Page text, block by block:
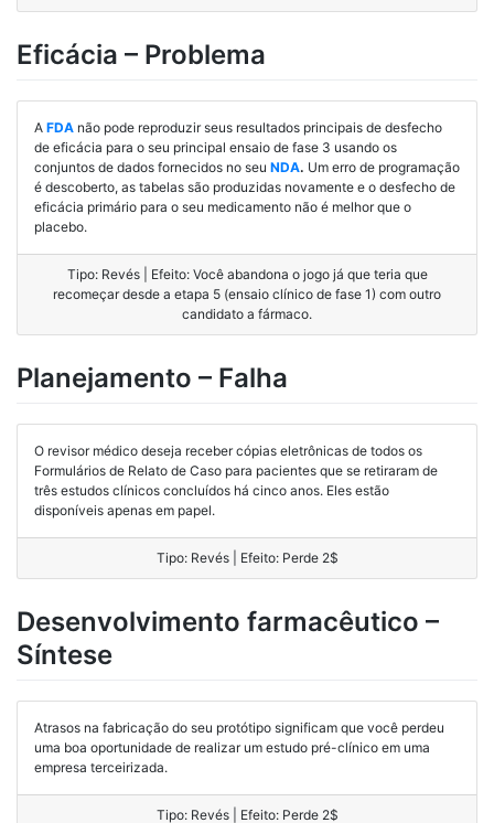
Eficácia – Problema
A FDA não pode reproduzir seus resultados principais de desfecho
de eficácia para o seu principal ensaio de fase 3 usando os
conjuntos de dados fornecidos no seu NDA. Um erro de programação
é descoberto, as tabelas são produzidas novamente e o desfecho de
eficácia primário para o seu medicamento não é melhor que o
placebo.
Tipo: Revés | Efeito: Você abandona o jogo já que teria que
recomeçar desde a etapa 5 (ensaio clínico de fase 1) com outro
candidato a fármaco.
Planejamento – Falha
O revisor médico deseja receber cópias eletrônicas de todos os
Formulários de Relato de Caso para pacientes que se retiraram de
três estudos clínicos concluídos há cinco anos. Eles estão
disponíveis apenas em papel.
Tipo: Revés | Efeito: Perde 2$
Desenvolvimento farmacêutico –
Síntese
Atrasos na fabricação do seu protótipo significam que você perdeu
uma boa oportunidade de realizar um estudo pré-clínico em uma
empresa terceirizada.
Tipo: Revés | Efeito: Perde 2$